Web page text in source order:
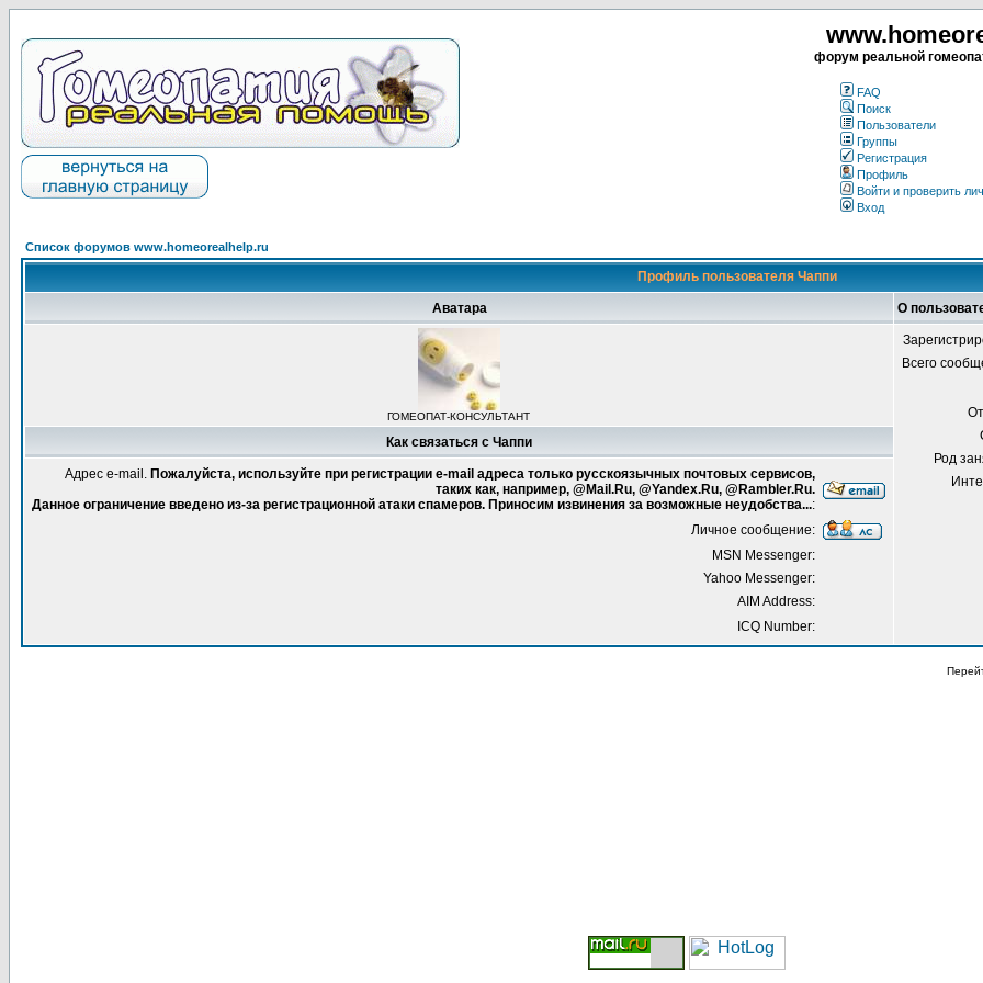
форум реальной
FAQ
Поиск
Пользователи
Группы
Регистрация
Профиль
Войти и проверить
Вход
Список форумов www.homeorealhelp.ru
Профиль пользователя Чаппи
Аватара О
ГОМЕОПАТ-КОНСУЛЬТАНТ
Всего
Род
Как связаться с Чаппи
Адрес e-mail. Пожалуйста, используйте при регистрации e-mail адреса только русскоязычных почтовых сервисов,
таких как, например, @Mail.Ru, @Yandex.Ru, @Rambler.Ru.
Данное ограничение введено из-за регистрационной атаки спамеров. Приносим извинения за возможные неудобства...:
Личное сообщение:
MSN Messenger:
Yahoo Messenger:
AIM Address:
ICQ Number: